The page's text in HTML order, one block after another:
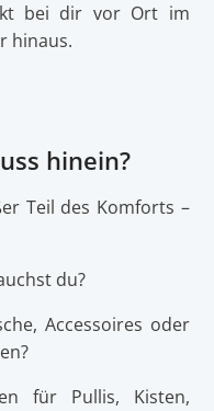
bei dir vor Ort im
hinaus.
hinein?
Teil des Komforts –
du?
Accessoires oder
für Pullis, Kisten,